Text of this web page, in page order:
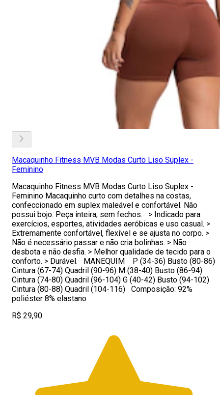
Macaquinho Fitness MVB Modas Curto Liso Suplex -
Feminino
Macaquinho Fitness MVB Modas Curto Liso Suplex -
Feminino Macaquinho curto com detalhes na costas,
confeccionado em suplex maleável e confortável. Não
possui bojo. Peça inteira, sem fechos. > Indicado para
exercícios, esportes, atividades aeróbicas e uso casual. >
Extremamente confortável, flexível e se ajusta no corpo. >
Não é necessário passar e não cria bolinhas. > Não
desbota e não desfia. > Melhor qualidade de tecido para o
conforto. > Durável. MANEQUIM P (34-36) Busto (80-86)
Cintura (67-74) Quadril (90-96) M (38-40) Busto (86-94)
Cintura (74-80) Quadril (96-104) G (40-42) Busto (94-102)
Cintura (80-88) Quadril (104-116) Composição: 92%
poliéster 8% elastano
R$ 29,90